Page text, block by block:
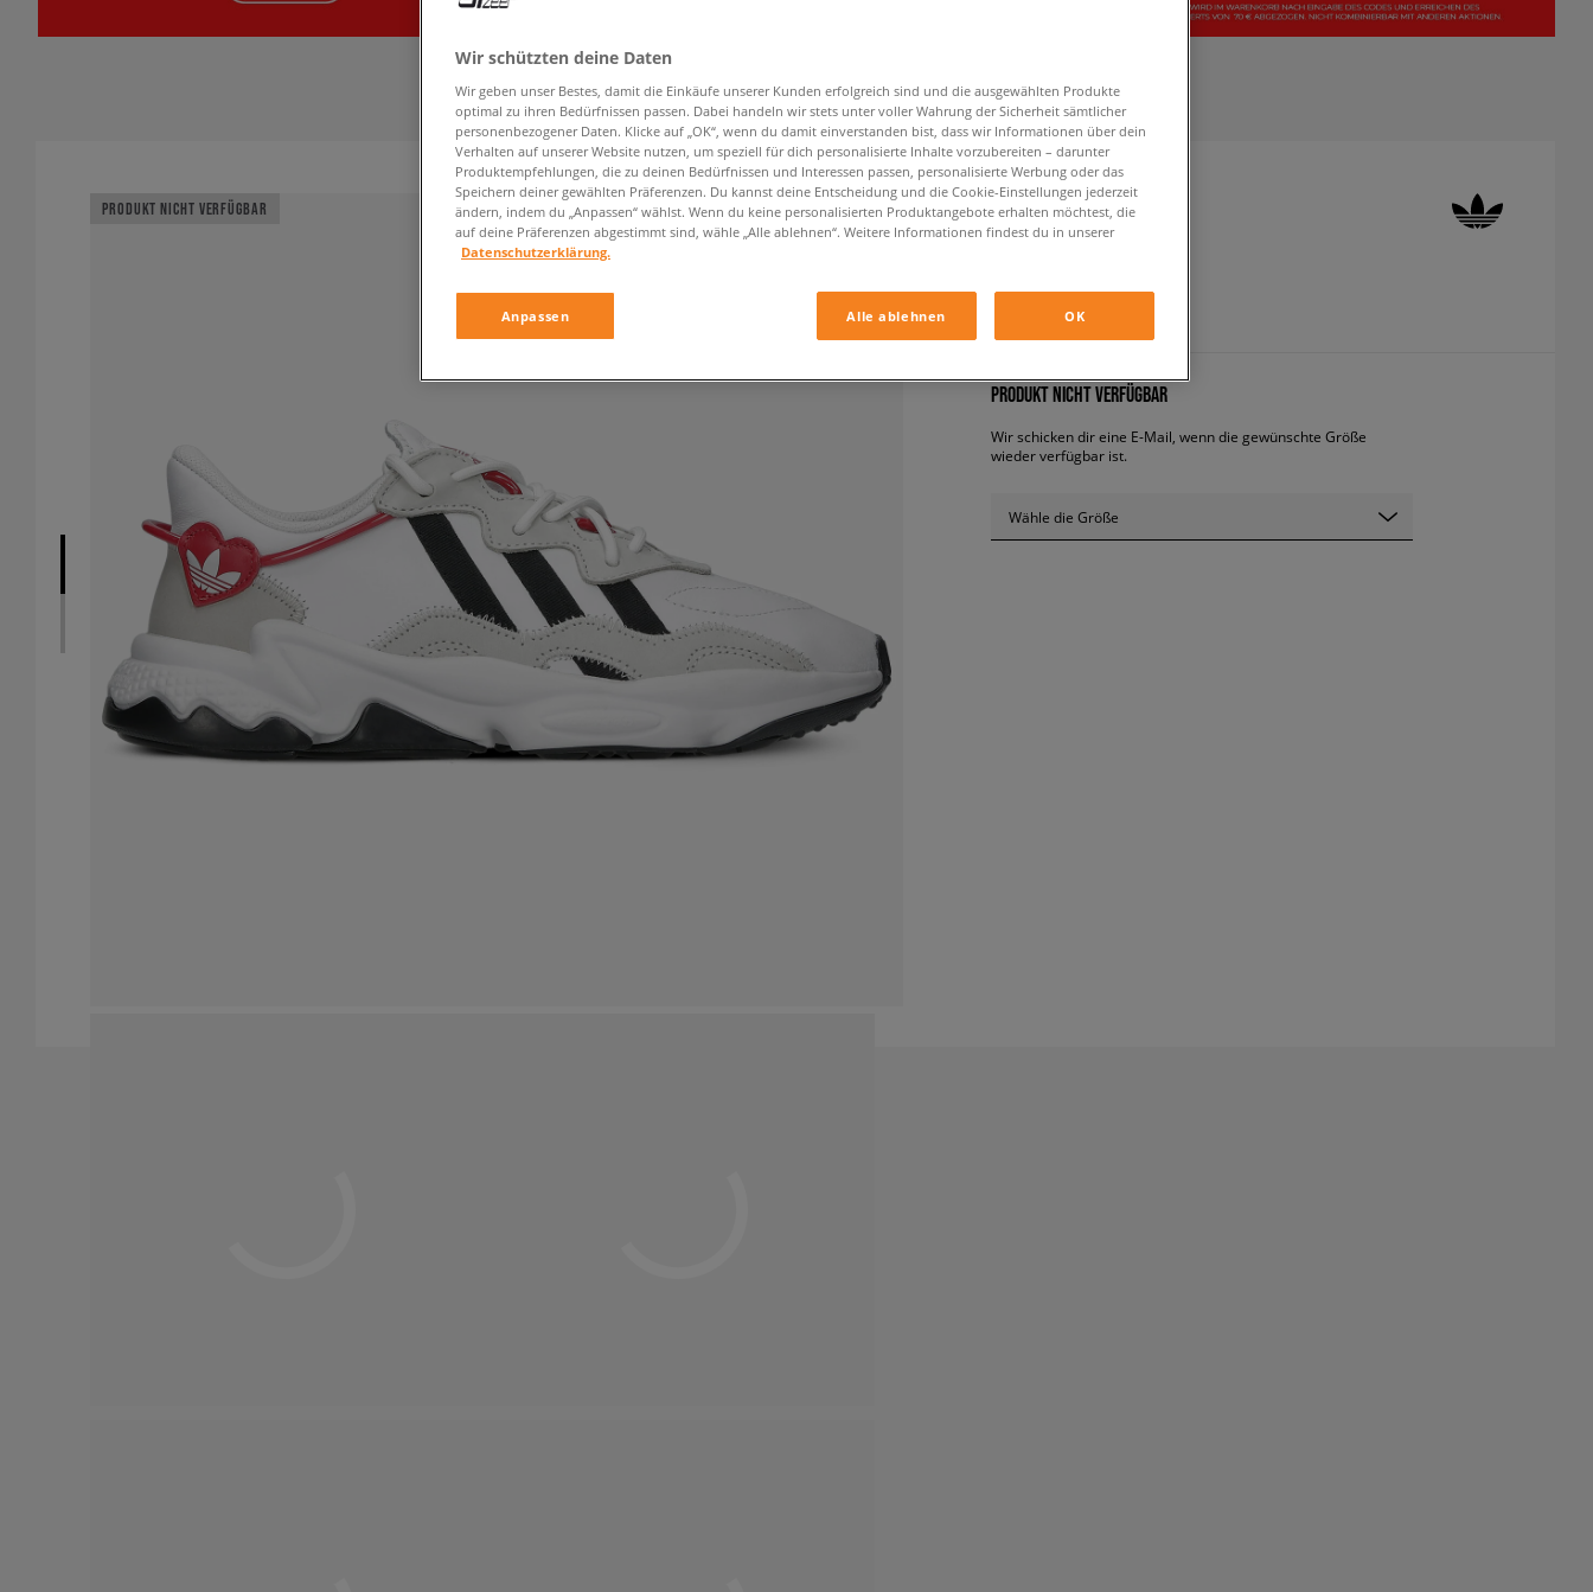
PRODUKT NICHT VERFÜGBAR ADIDAS OZWEEGO
herren, sneaker
inkl. MwSt.
PRODUKT NICHT VERFÜGBAR
Wir schicken dir eine E-Mail, wenn die gewünschte Größe
wieder verfügbar ist.
Wähle die Größe
Wir schützten deine Daten
Wir geben unser Bestes, damit die Einkäufe unserer Kunden erfolgreich sind und die ausgewählten Produkte
optimal zu ihren Bedürfnissen passen. Dabei handeln wir stets unter voller Wahrung der Sicherheit sämtlicher
personenbezogener Daten. Klicke auf „OK“, wenn du damit einverstanden bist, dass wir Informationen über dein
Verhalten auf unserer Website nutzen, um speziell für dich personalisierte Inhalte vorzubereiten – darunter
Produktempfehlungen, die zu deinen Bedürfnissen und Interessen passen, personalisierte Werbung oder das
Speichern deiner gewählten Präferenzen. Du kannst deine Entscheidung und die Cookie-Einstellungen jederzeit
ändern, indem du „Anpassen“ wählst. Wenn du keine personalisierten Produktangebote erhalten möchtest, die
auf deine Präferenzen abgestimmt sind, wähle „Alle ablehnen“. Weitere Informationen findest du in unserer
Datenschutzerklärung.
Anpassen Alle ablehnen OK